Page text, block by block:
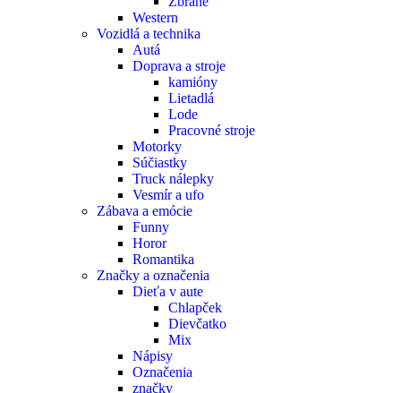
Western
Vozidlá a technika
Autá
Doprava a stroje
kamióny
Lietadlá
Lode
Pracovné stroje
Motorky
Súčiastky
Truck nálepky
Vesmír a ufo
Zábava a emócie
Funny
Horor
Romantika
Značky a označenia
Dieťa v aute
Chlapček
Dievčatko
Mix
Nápisy
Označenia
značky